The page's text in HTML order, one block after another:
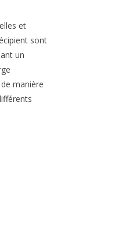
et
sont
un
manière